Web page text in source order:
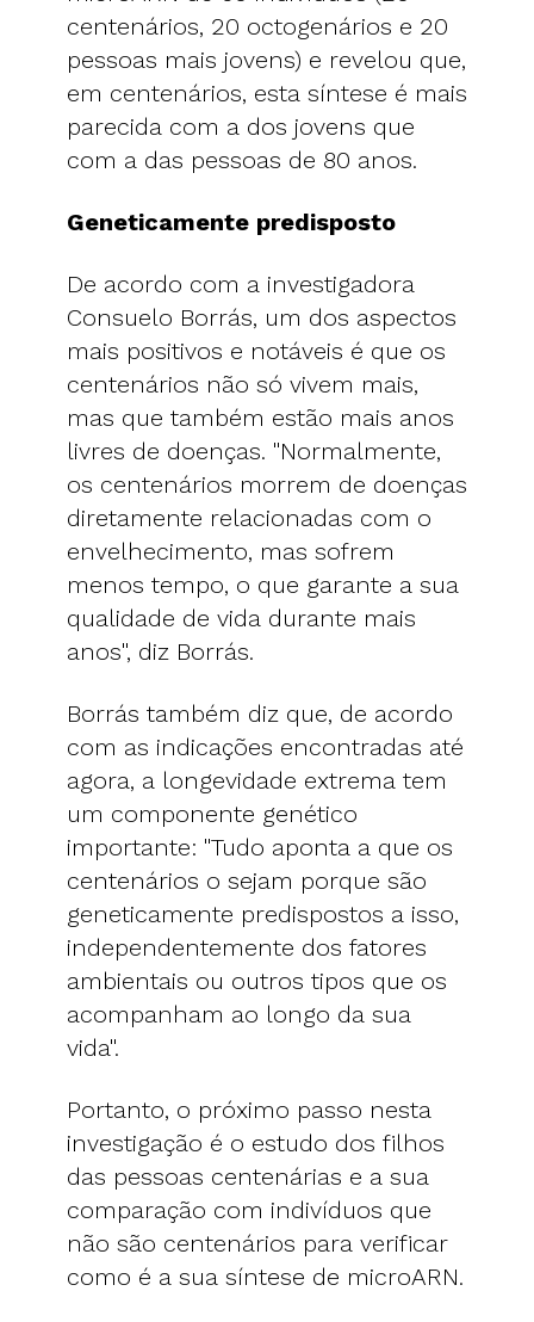
centenários, 20 octogenários e 20
pessoas mais jovens) e revelou que,
em centenários, esta síntese é mais
parecida com a dos jovens que
com a das pessoas de 80 anos.
Geneticamente predisposto
De acordo com a investigadora
Consuelo Borrás, um dos aspectos
mais positivos e notáveis ​​é que os
centenários não só vivem mais,
mas que também estão mais anos
livres de doenças. "Normalmente,
os centenários morrem de doenças
diretamente relacionadas com o
envelhecimento, mas sofrem
menos tempo, o que garante a sua
qualidade de vida durante mais
anos", diz Borrás.
Borrás também diz que, de acordo
com as indicações encontradas até
agora, a longevidade extrema tem
um componente genético
importante: "Tudo aponta a que os
centenários o sejam porque são
geneticamente predispostos a isso,
independentemente dos fatores
ambientais ou outros tipos que os
acompanham ao longo da sua
vida".
Portanto, o próximo passo nesta
investigação é o estudo dos filhos
das pessoas centenárias e a sua
comparação com indivíduos que
não são centenários para verificar
como é a sua síntese de microARN.